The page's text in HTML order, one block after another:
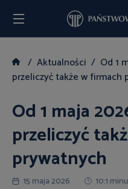
Aktualności
Od 1
przeliczyć także w firmach
Od 1 maja
przeliczyć
prywatnych
15 maja 2026 10:1